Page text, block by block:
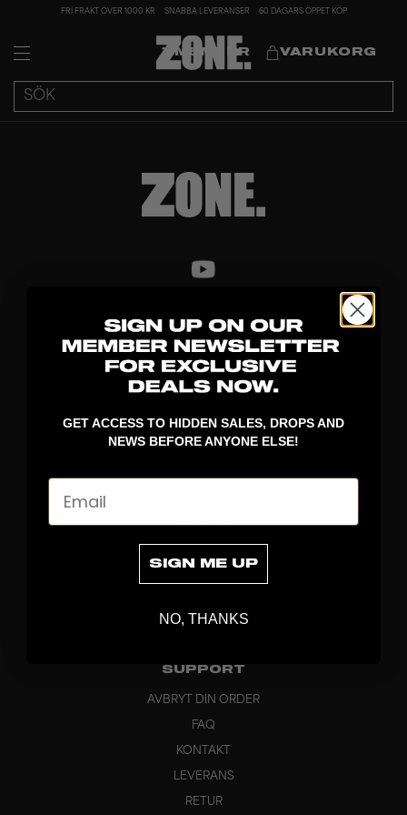
FRI FRAKT ÖVER 1000 KR SNABBA LEVERANSER 60 DAGARS ÖPPET KÖP
MEMBER VARUKORG
UPPTÄCK
KLUBBOR
BLAD
KLÄDER
GREPP
OM OSS
HUVUDKONTOR
SUPPORT
AVBRYT DIN ORDER
FAQ
KONTAKT
LEVERANS
RETUR
GET ACCESS TO HIDDEN SALES, DROPS AND
NEWS BEFORE ANYONE ELSE!
Email
SIGN ME UP
NO, THANKS